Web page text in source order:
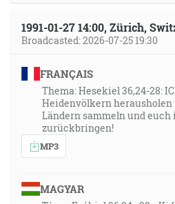
Lebo túžobné vyzeranie
1:01:36
Lebo koho Pán miluje, toho
koho prijíma za syna. [Žd
1:06:06
Lebo kdeže je nejaký syn,
[Žd 12:7]
1991-01-27 14:00, Zürich,
Broadcasted: 2026-07-25 19:30
FRANÇAIS
Thema: Hesekiel 36,24-28:
Heidenvölkern herausholen
Ländern sammeln und euch
zurückbringen!
MP3
MAGYAR